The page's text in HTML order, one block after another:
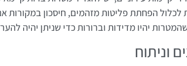
לכלול הפחתת פליטות מזהמים, חיסכון במקורות
יהיו מדידות וברורות כדי שניתן יהיה
וניתוח